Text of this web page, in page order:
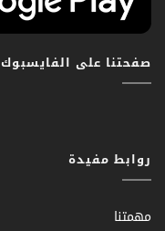
صفحتنا على الفايسبوك
روابط مفيدة
مهمتنا